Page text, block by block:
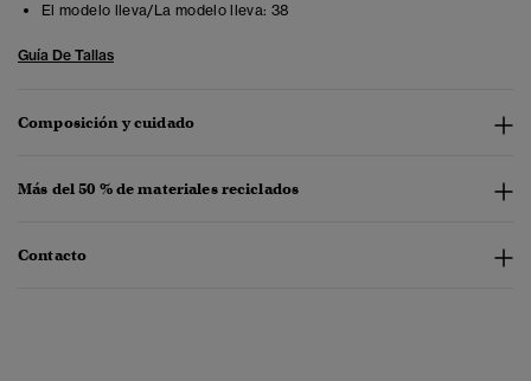
El modelo lleva/La modelo lleva: 38
Guía De Tallas
Composición y cuidado
Más del 50 % de materiales reciclados
Contacto